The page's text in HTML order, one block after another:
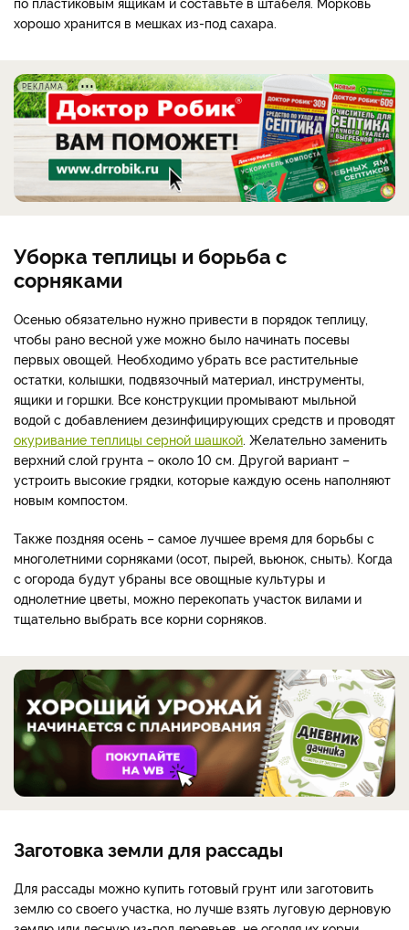
хорошо хранится в мешках из-под сахара.
РЕКЛАМА
Уборка теплицы и борьба с
сорняками
Осенью обязательно нужно привести в порядок теплицу,
чтобы рано весной уже можно было начинать посевы
первых овощей. Необходимо убрать все растительные
остатки, колышки, подвязочный материал, инструменты,
ящики и горшки. Все конструкции промывают мыльной
водой с добавлением дезинфицирующих средств и проводят
окуривание теплицы серной шашкой . Желательно заменить
верхний слой грунта – около 10 см. Другой вариант –
устроить высокие грядки, которые каждую осень наполняют
новым компостом.
Также поздняя осень – самое лучшее время для борьбы с
многолетними сорняками (осот, пырей, вьюнок, сныть). Когда
с огорода будут убраны все овощные культуры и
однолетние цветы, можно перекопать участок вилами и
тщательно выбрать все корни сорняков.
Заготовка земли для рассады
Для рассады можно купить готовый грунт или заготовить
землю со своего участка, но лучше взять луговую дерновую